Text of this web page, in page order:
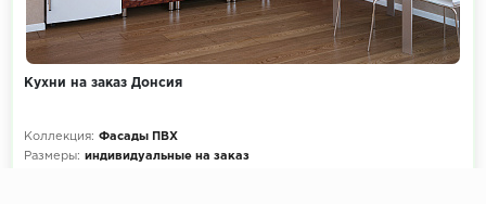
Кухни на заказ Донсия
Коллекция: Фасады ПВХ
Размеры: индивидуальные на заказ